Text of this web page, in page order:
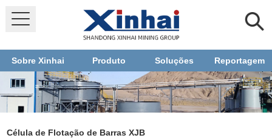
Sobre Xinhai Produto Soluções Reportagem
Célula de Flotação de Barras XJB